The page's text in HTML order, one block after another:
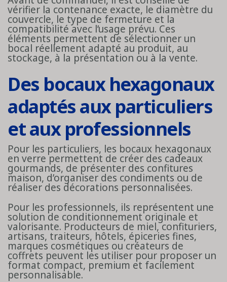
vérifier la contenance exacte, le diamètre du
couvercle, le type de fermeture et la
compatibilité avec l’usage prévu. Ces
éléments permettent de sélectionner un
bocal réellement adapté au produit, au
stockage, à la présentation ou à la vente.
Des bocaux hexagonaux
adaptés aux particuliers
et aux professionnels
Pour les particuliers, les bocaux hexagonaux
en verre permettent de créer des cadeaux
gourmands, de présenter des confitures
maison, d’organiser des condiments ou de
réaliser des décorations personnalisées.
Pour les professionnels, ils représentent une
solution de conditionnement originale et
valorisante. Producteurs de miel, confituriers,
artisans, traiteurs, hôtels, épiceries fines,
marques cosmétiques ou créateurs de
coffrets peuvent les utiliser pour proposer un
format compact, premium et facilement
personnalisable.